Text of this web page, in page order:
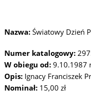
Nazwa: Światowy Dzień
Numer katalogowy:
W obiegu od: 9.10.1987
Opis: Ignacy Franciszek
Nominał: 15,00 zł